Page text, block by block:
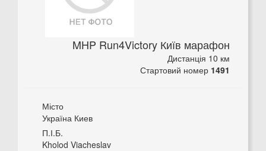
MHP Run4Victory Київ марафон
Дистанція 10 км
Стартовий номер 1491
Місто
Україна Киев
П.І.Б.
Kholod Viacheslav